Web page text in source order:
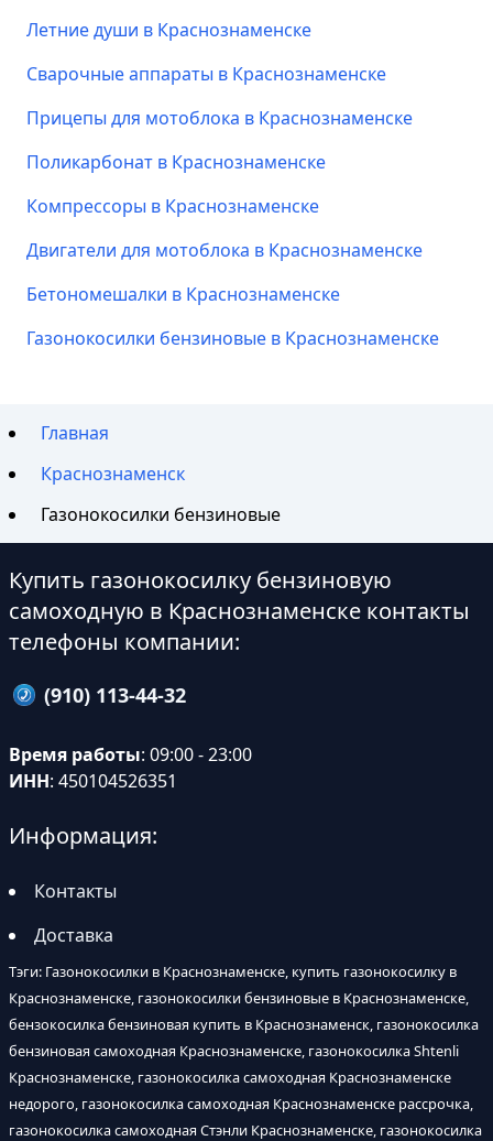
Летние души в Краснознаменске
Сварочные аппараты в Краснознаменске
Прицепы для мотоблока в Краснознаменске
Поликарбонат в Краснознаменске
Компрессоры в Краснознаменске
Двигатели для мотоблока в Краснознаменске
Бетономешалки в Краснознаменске
Газонокосилки бензиновые в Краснознаменске
Главная
Краснознаменск
Газонокосилки бензиновые
Купить газонокосилку бензиновую
самоходную в Краснознаменске контакты
телефоны компании:
(910) 113-44-32
Время работы: 09:00 - 23:00
ИНН: 450104526351
Информация:
Контакты
Доставка
Тэги: Газонокосилки в Краснознаменске, купить газонокосилку в
Краснознаменске, газонокосилки бензиновые в Краснознаменске,
бензокосилка бензиновая купить в Краснознаменск, газонокосилка
бензиновая самоходная Краснознаменске, газонокосилка Shtenli
Краснознаменске, газонокосилка самоходная Краснознаменске
недорого, газонокосилка самоходная Краснознаменске рассрочка,
газонокосилка самоходная Стэнли Краснознаменске, газонокосилка